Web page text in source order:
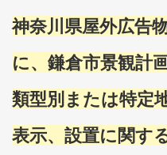
神奈川県屋外広告
に、鎌倉市景観計
類型別または特定
表示、設置に関す